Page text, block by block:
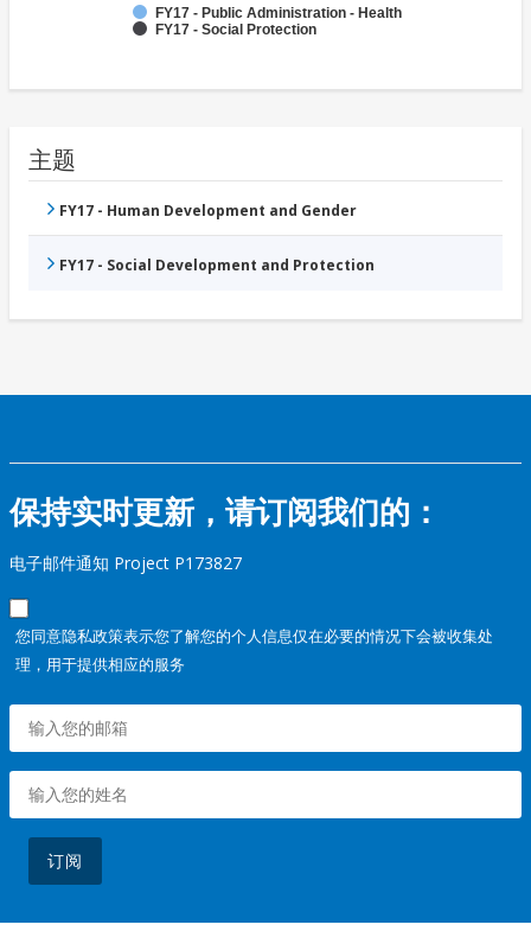
FY17 - Public Administration - Health
FY17 - Social Protection
主题
FY17 - Human Development and Gender
FY17 - Social Development and Protection
保持实时更新，请订阅我们的：
电子邮件通知 Project P173827
您同意隐私政策表示您了解您的个人信息仅在必要的情况下会被收集处
理，用于提供相应的服务
订阅